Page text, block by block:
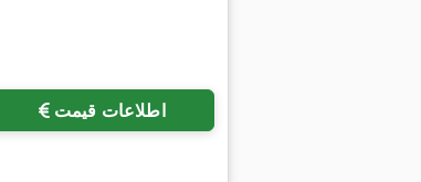
اطلاعات قیمت